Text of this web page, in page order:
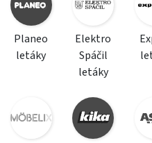
Planeo
letáky
Elektro
Spáčil
letáky